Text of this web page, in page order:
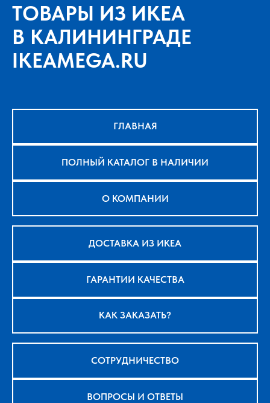
ТОВАРЫ ИЗ ИКЕА
В КАЛИНИНГРАДЕ
IKEAMEGA.RU
ГЛАВНАЯ
ПОЛНЫЙ КАТАЛОГ В НАЛИЧИИ
О КОМПАНИИ
ДОСТАВКА ИЗ ИКЕА
ГАРАНТИИ КАЧЕСТВА
КАК ЗАКАЗАТЬ?
СОТРУДНИЧЕСТВО
ВОПРОСЫ И ОТВЕТЫ